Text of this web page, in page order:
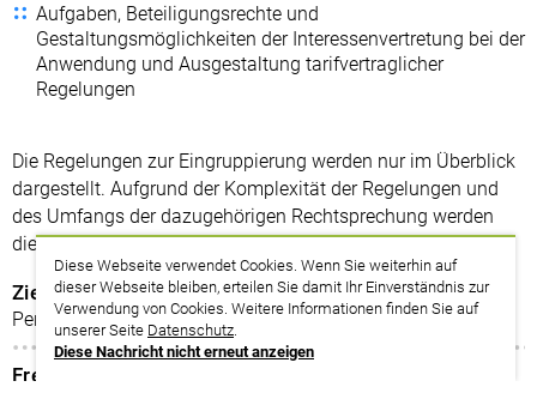
Diese Webseite verwendet Cookies. Wenn Sie weiterhin auf
dieser Webseite bleiben, erteilen Sie damit Ihr Einverständnis zur
Verwendung von Cookies. Weitere Informationen finden Sie auf
unserer Seite Datenschutz.
Diese Nachricht nicht erneut anzeigen
Aufgaben, Beteiligungsrechte und
Gestaltungsmöglichkeiten der Interessenvertretung bei der
Anwendung und Ausgestaltung tarifvertraglicher
Regelungen
Die Regelungen zur Eingruppierung werden nur im Überblick
dargestellt. Aufgrund der Komplexität der Regelungen und
des Umfangs der dazugehörigen Rechtsprechung werden
diese Themen in einem eigenen Seminar behandelt.
Zielgruppe
Personalratsmitglieder
Freistellung